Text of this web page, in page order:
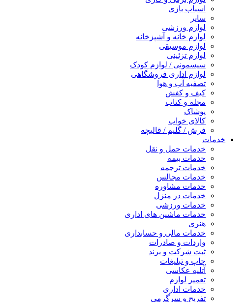
اسباب بازی
سایر
لوازم ورزشی
لوازم خانه و آشپزخانه
لوازم موسیقی
لوازم تزئینی
سیسمونی / لوازم کودک
لوازم اداری فروشگاهی
تصفیه آب و هوا
کیف و کفش
مجله و کتاب
پوشاک
کالای خواب
فرش / گلیم / قالیچه
خدمات
خدمات حمل و نقل
خدمات بیمه
خدمات ترجمه
خدمات مجالس
خدمات مشاوره
خدمات در منزل
خدمات ورزشی
خدمات ماشین های اداری
هنری
خدمات مالی و حسابداری
واردات و صادرات
ثبت شرکت و برند
چاپ و تبلیغات
آتلیه عکاسی
تعمیر لوازم
خدمات اداری
تفریح و سرگرمی